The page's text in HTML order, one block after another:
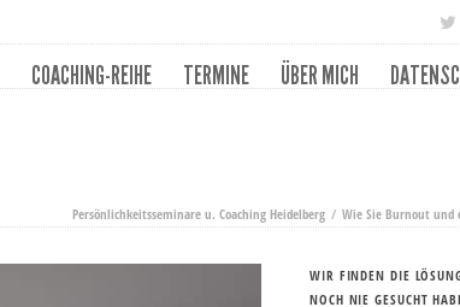
COACHING-REIHE TERMINE ÜBER MICH
Persönlichkeitsseminare u. Coaching Heidelberg Wie Sie Burnout und
WIR FINDEN DIE
NOCH NIE GESUCHT